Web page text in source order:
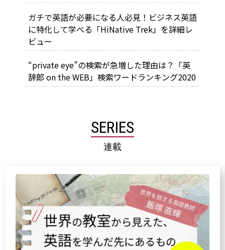
ガチで英語が必要になる人必見！ビジネス英語
に特化して学べる「HiNative Trek」を詳細レ
ビュー
“private eye”の検索が急増した理由は？「英
辞郎 on the WEB」検索ワードランキング2020
SERIES
連載